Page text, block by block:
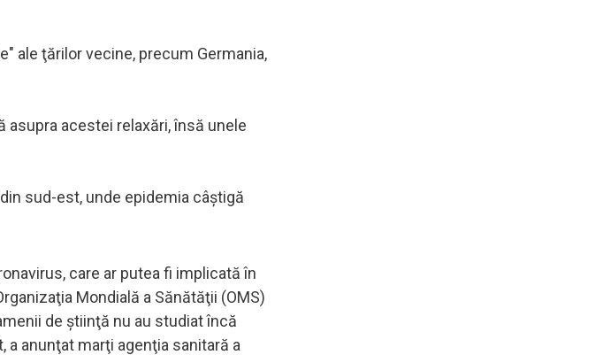
ale ţărilor vecine, precum Germania,
acestei relaxări, însă unele
sud-est, unde epidemia câştigă
care ar putea fi implicată în
Mondială a Sănătăţii (OMS)
de ştiinţă nu au studiat încă
anunţat marţi agenţia sanitară a